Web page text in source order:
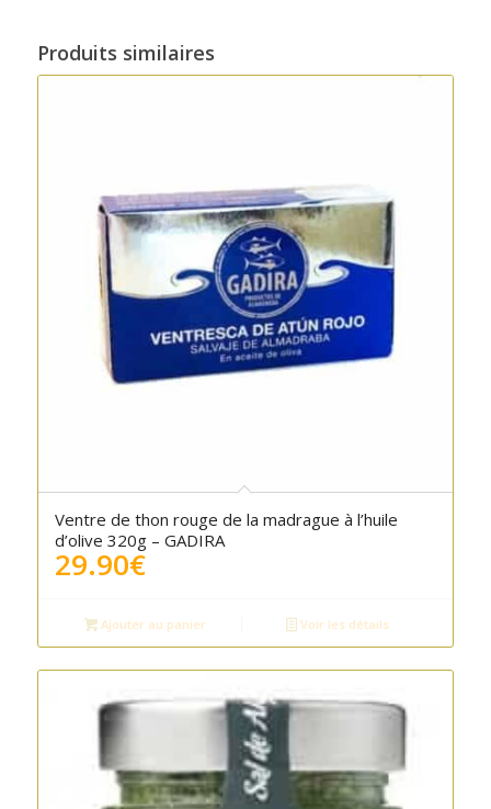
Produits similaires
Ventre de thon rouge de la madrague à l’huile
d’olive 320g – GADIRA
29.90€
Ajouter au panier Voir les détails